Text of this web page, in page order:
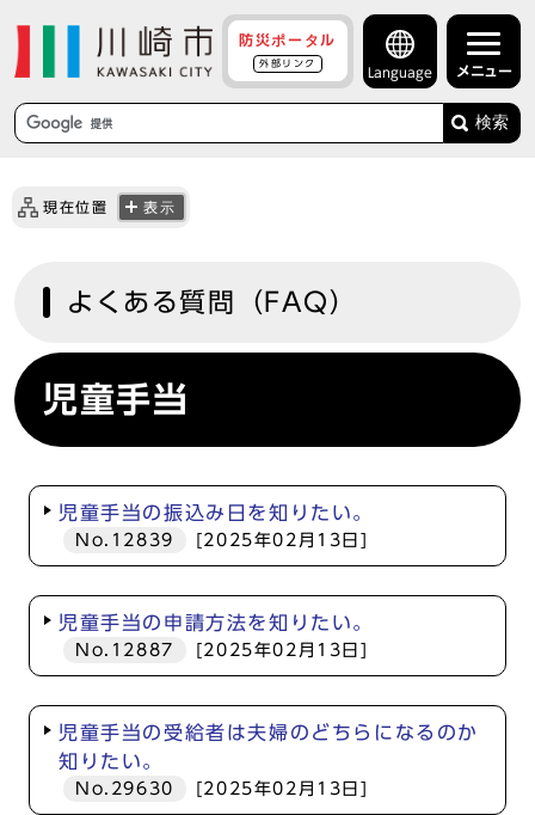
防災ポータル
外部リンク
Language メニュー
検索
現在位置 表示
よくある質問（FAQ）
児童手当
児童手当の振込み日を知りたい。
No.12839 [2025年02月13日]
児童手当の申請方法を知りたい。
No.12887 [2025年02月13日]
児童手当の受給者は夫婦のどちらになるのか
知りたい。
No.29630 [2025年02月13日]